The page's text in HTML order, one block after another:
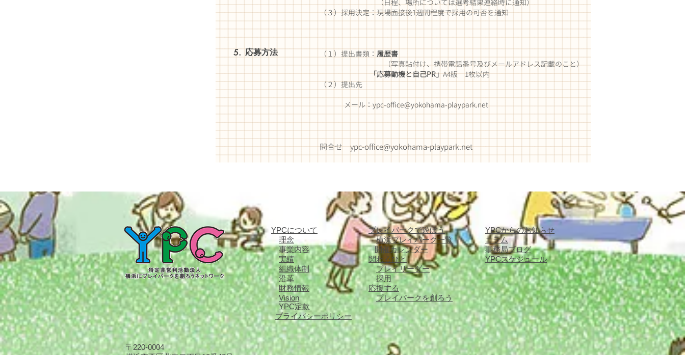
（日程、場所については選考結果連絡時に通知）
（３）採用決定：現場面接後1週間程度で採用の可否を通知
5. 応募方法 （１）提出書類： 履歴書
（写真貼付け、携帯電話番号及びメールアドレス記載のこと）
「応募動機と自己PR」A4版 1枚以内
（２）提出先
​メール：ypc-office@yokohama-playpark.net
問合せypc-office@yokohama-playpark.net
YPCについて
理念
事業内容
実績
組織体制
沿革
財務情報
Vision
YPC定款
プライバシーポリシー
プレイパークで遊ぼう
横浜プレイパーク一覧
開催カレンダー
関わるひと
​プレイリーダー
採用
応援する
プレイパークを創ろう
YPCからのお知らせ
コラム
事務局ブログ
YPCスケジュール
〒220-0004